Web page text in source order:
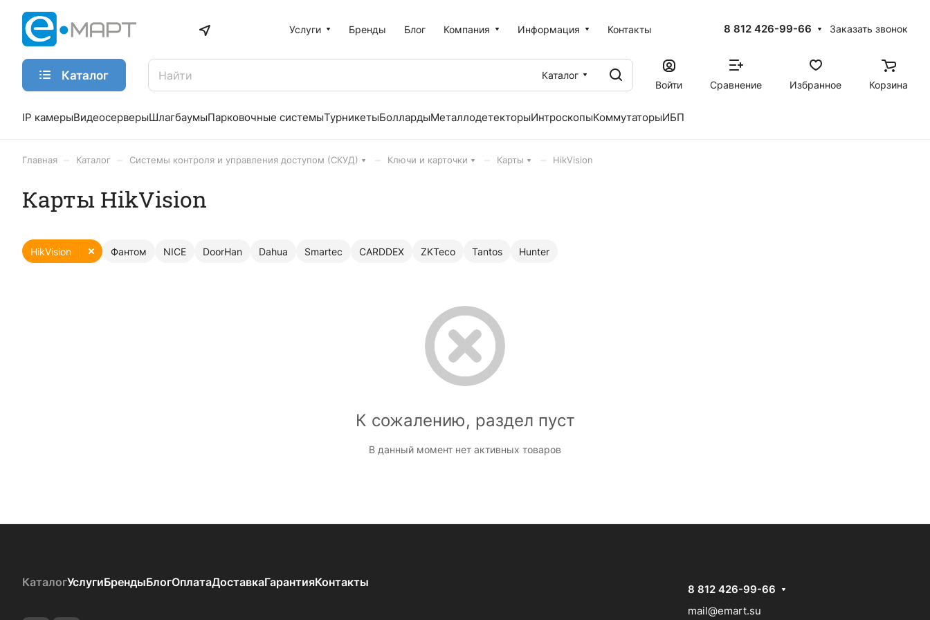
Услуги Бренды Блог Компания Информация Контакты 8 812 426-99-66 Заказать звонок
Каталог
Каталог
Войти
Сравнение Избранное Корзина
IP камерыВидеосерверыШлагбаумыПарковочные системыТурникетыБоллардыМеталлодетекторыИнтроскопыКоммутаторыИБП
Главная Каталог Системы контроля и управления доступом (СКУД) Ключи и карточки Карты HikVision
Карты HikVision
Фантом NICE DoorHan Dahua Smartec CARDDEX ZKTeco Tantos Hunter
HikVision
К сожалению, раздел пуст
В данный момент нет активных товаров
КаталогУслугиБрендыБлогОплатаДоставкаГарантияКонтакты
8 812 426-99-66
mail@emart.su